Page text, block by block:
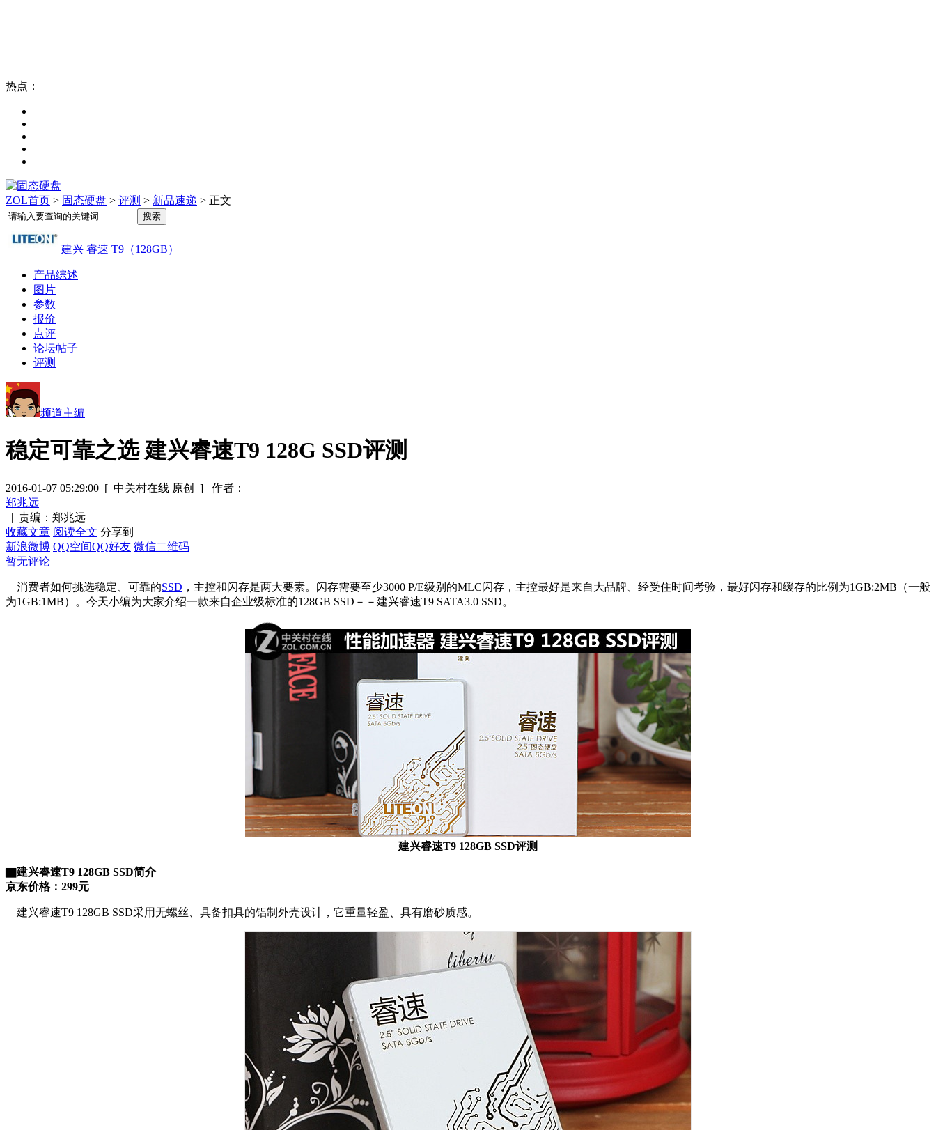
热点：
ZOL首页 > 固态硬盘 > 评测 > 新品速递 > 正文
建兴 睿速 T9（128GB）
产品综述
图片
参数
报价
点评
论坛帖子
评测
频道主编
稳定可靠之选 建兴睿速T9 128G SSD评测
2016-01-07 05:29:00 [ 中关村在线 原创 ]
作者：
郑兆远
| 责编：郑兆远
收藏文章 阅读全文 分享到
新浪微博 QQ空间QQ好友 微信二维码
暂无评论
消费者如何挑选稳定、可靠的SSD ，主控和闪存是两大要素。闪存需要至少3000 P/E级别的MLC闪存，主控最好是来自大品牌、经受住时间考验，最好闪存和缓存的比例为1GB:2MB（一般
为1GB:1MB）。今天小编为大家介绍一款来自企业级标准的128GB SSD－－建兴睿速T9 SATA3.0 SSD。
建兴睿速T9 128GB SSD评测
▇建兴睿速T9 128GB SSD简介
京东价格：299元
建兴睿速T9 128GB SSD采用无螺丝、具备扣具的铝制外壳设计，它重量轻盈、具有磨砂质感。